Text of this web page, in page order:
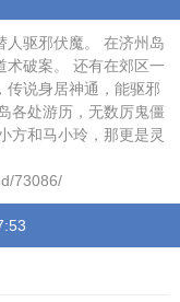
人驱邪伏魔。 在济州岛
术破案。 还有在郊区一
传说身居神通，能驱邪
各处游历，无数厉鬼僵
方和马小玲，那更是灵
73086/